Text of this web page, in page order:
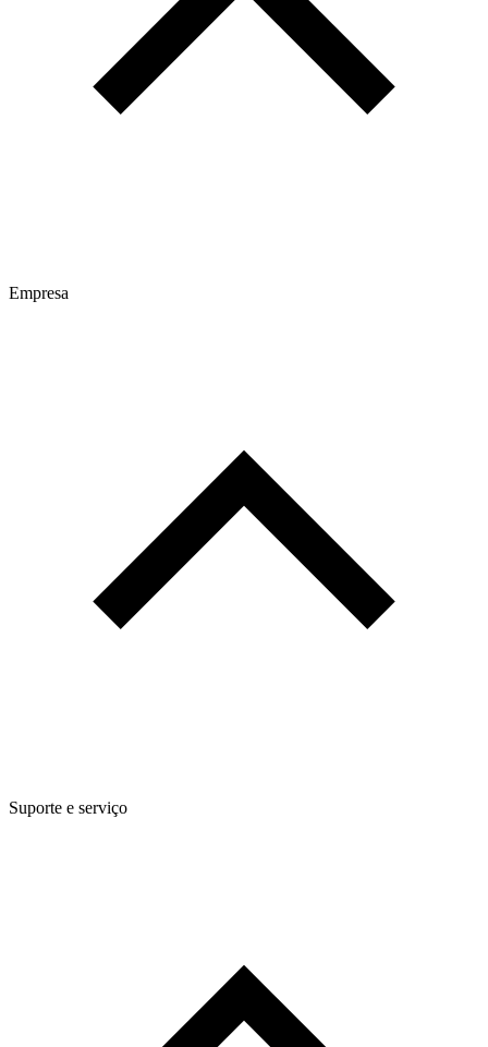
Empresa
Suporte e serviço